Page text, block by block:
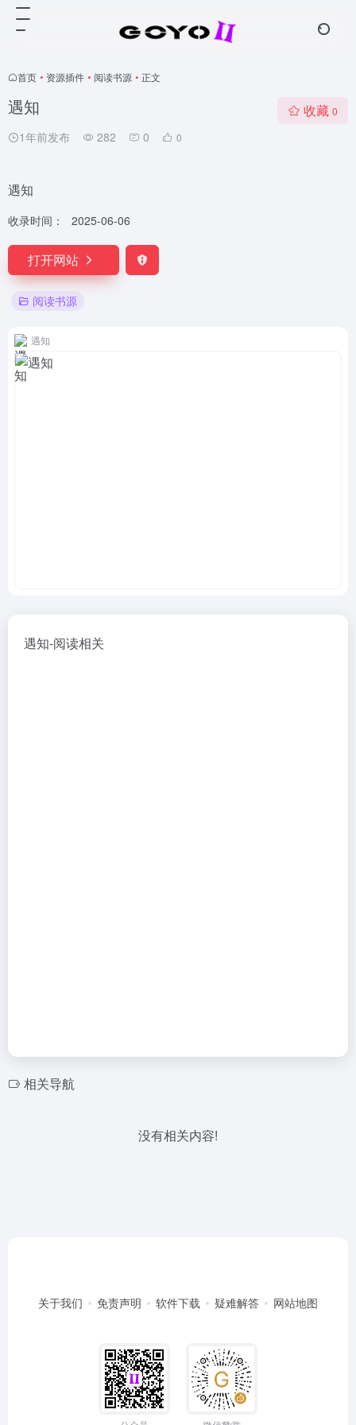
首页 • 资源插件 • 阅读书源 • 正文
遇知
1年前发布 282 0 0
收藏 0
遇知
收录时间： 2025-06-06
打开网站
阅读书源
遇知
遇知-阅读相关
相关导航
没有相关内容!
关于我们 免责声明 软件下载 疑难解答 网站地图